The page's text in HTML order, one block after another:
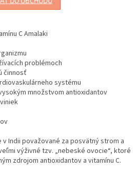
C Amalaki
problémoch
činnosť
systému
množstvom antioxidantov
v Indii považované za posvätný strom a
výživné tzv. „nebeské ovocie“, ktoré
zdrojom antioxidantov a vitamínu C.